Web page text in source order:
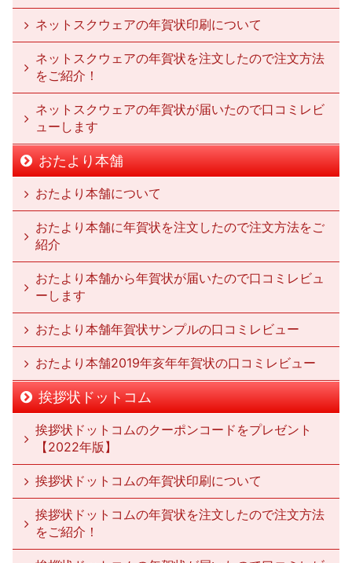
ネットスクウェアの年賀状印刷について
ネットスクウェアの年賀状を注文したので注文方法
をご紹介！
ネットスクウェアの年賀状が届いたので口コミレビ
ューします
おたより本舗
おたより本舗について
おたより本舗に年賀状を注文したので注文方法をご
紹介
おたより本舗から年賀状が届いたので口コミレビュ
ーします
おたより本舗年賀状サンプルの口コミレビュー
おたより本舗2019年亥年年賀状の口コミレビュー
挨拶状ドットコム
挨拶状ドットコムのクーポンコードをプレゼント
【2022年版】
挨拶状ドットコムの年賀状印刷について
挨拶状ドットコムの年賀状を注文したので注文方法
をご紹介！